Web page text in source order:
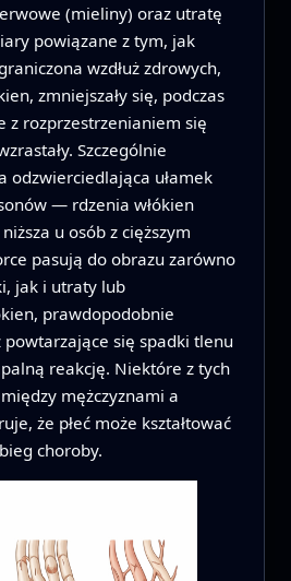
(mieliny) oraz utratę
powiązane z tym, jak
wzdłuż zdrowych,
zmniejszały się, podczas
z rozprzestrzenianiem się
Szczególnie
odzwierciedlająca ułamek
— rdzenia włókien
u osób z cięższym
pasują do obrazu zarówno
jak i utraty lub
prawdopodobnie
powtarzające się spadki tlenu
reakcję. Niektóre z tych
mężczyznami a
że płeć może kształtować
choroby.